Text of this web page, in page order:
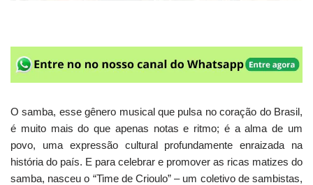
O samba, esse gênero musical que pulsa no coração do Brasil,
é muito mais do que apenas notas e ritmo; é a alma de um
povo, uma expressão cultural profundamente enraizada na
história do país. E para celebrar e promover as ricas matizes do
samba, nasceu o “Time de Crioulo” – um coletivo de sambistas,